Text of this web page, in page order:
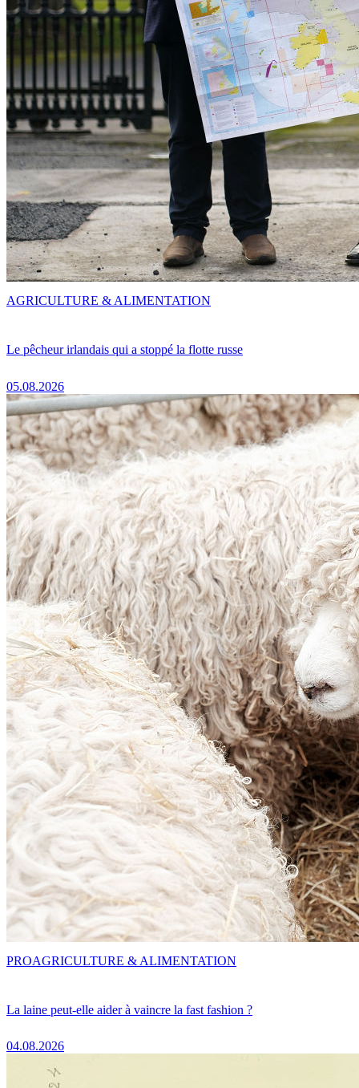
Le pêcheur irlandais qui a stoppé la flotte russe
05.08.2026
AGRICULTURE & ALIMENTATION
La laine peut-elle aider à vaincre la fast fashion ?
04.08.2026
PROAGRICULTURE & ALIMENTATION